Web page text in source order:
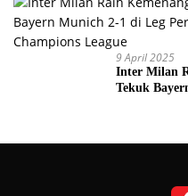
9 April 2025
Inter Milan
Tekuk